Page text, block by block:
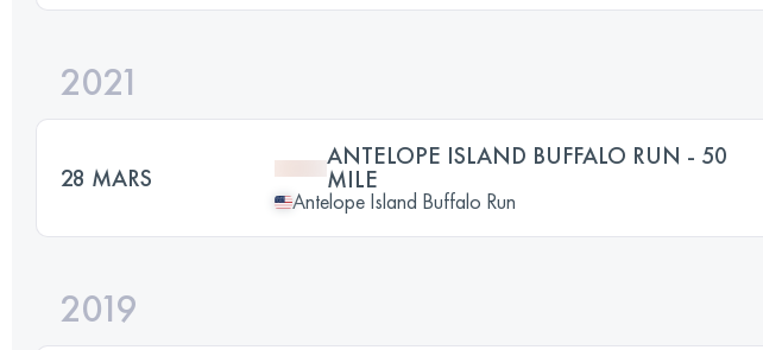
2021
28 MARS
ANTELOPE ISLAND BUFFALO RUN - 50
MILE
Antelope Island Buffalo Run
2019